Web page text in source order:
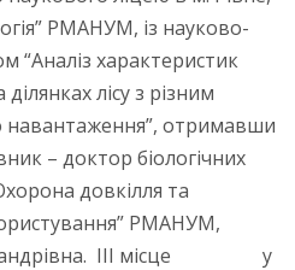
РМАНУМ, із науково-
“Аналіз характеристик
лісу з різним
навантаження”, отримавши
– доктор біологічних
довкілля та
РМАНУМ,
ІІІ місце у